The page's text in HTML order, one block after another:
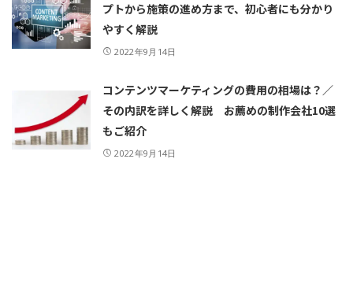
プトから施策の進め方まで、初心者にも分かり
やすく解説
2022年9月14日
コンテンツマーケティングの費用の相場は？／
その内訳を詳しく解説 お薦めの制作会社10選
もご紹介
2022年9月14日